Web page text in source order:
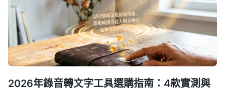
2026年錄音轉文字工具選購指南：4款實測與